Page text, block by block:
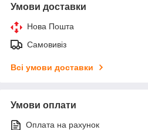
Умови доставки
Нова Пошта
Самовивіз
Всі умови доставки
Умови оплати
Оплата на рахунок